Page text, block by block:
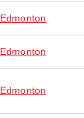
Edmonton
Edmonton
Edmonton